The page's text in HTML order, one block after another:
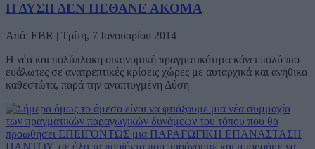
Η ΔΥΣΗ ΔΕΝ ΠΕΘΑΝΕ ΑΚΟΜΑ
Από: EBR | Τρίτη, 7 Ιανουαρίου 2014
Η νέα και πολύπλοκη οικονομική πραγματικότητα κάνει πολύ πιο
ευάλωτες σε ανατρεπτικές κρίσεις χώρες με αυταρχικά και ανήθικα
καθεστώτα, παρά την αναπτυγμένη Δύση